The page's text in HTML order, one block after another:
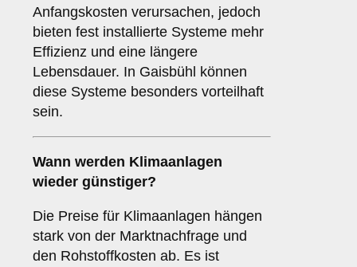
Anfangskosten verursachen, jedoch
bieten fest installierte Systeme mehr
Effizienz und eine längere
Lebensdauer. In Gaisbühl können
diese Systeme besonders vorteilhaft
sein.
Wann werden Klimaanlagen
wieder günstiger?
Die Preise für Klimaanlagen hängen
stark von der Marktnachfrage und
den Rohstoffkosten ab. Es ist